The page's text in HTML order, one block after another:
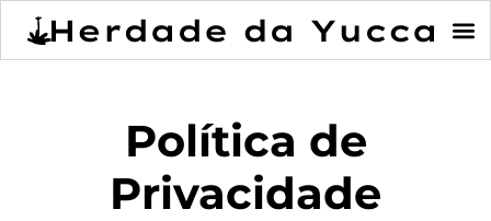
Política de
Privacidade